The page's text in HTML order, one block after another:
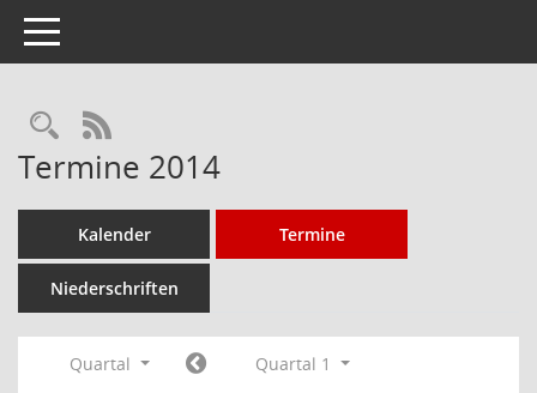
Toggle navigation
Rechercheauswahl
RSS-Feed
Termine 2014
Kalender Termine
Niederschriften
Quartal
Quartal 1